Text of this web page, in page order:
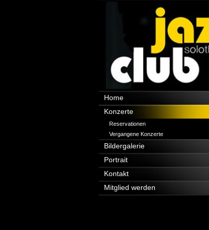
Navigation
überspringen
Home
Konzerte
Reservationen
Vergangene Konzerte
Bildergalerie
Portrait
Kontakt
Mitglied werden